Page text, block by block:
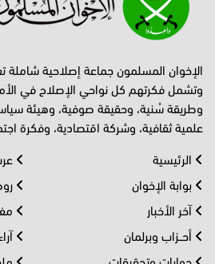
الإخوان المسلمون جماعة إصلاحية شاملة
وتشمل فكرتهم كل نواحي الإصلاح في
وطريقة سُنية، وحقيقة صوفية، وهيئة
علمية ثقافية، وشركة اقتصادية، وفكرة
الرئيسية
بوابة الإخوان
آخر الأخبار
أحــزاب وبرلمان